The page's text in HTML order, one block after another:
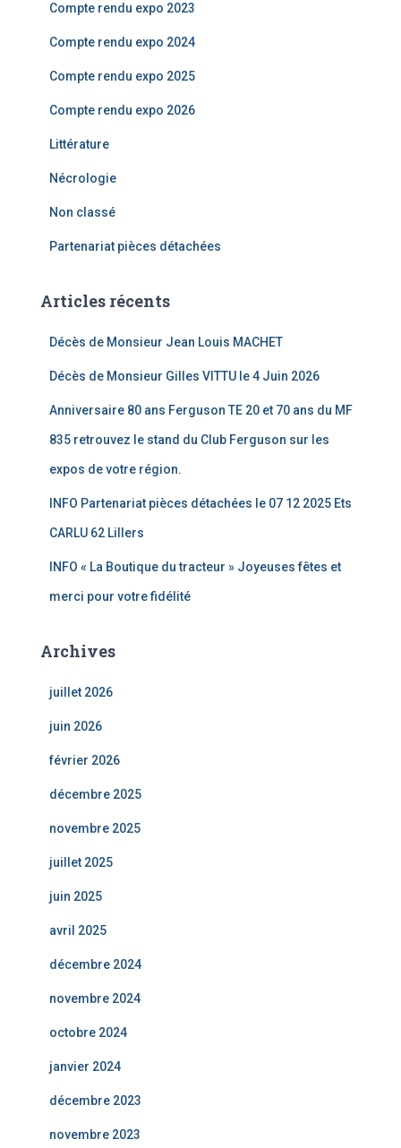
Compte rendu expo 2023
Compte rendu expo 2024
Compte rendu expo 2025
Compte rendu expo 2026
Littérature
Nécrologie
Non classé
Partenariat pièces détachées
Articles récents
Décès de Monsieur Jean Louis MACHET
Décès de Monsieur Gilles VITTU le 4 Juin 2026
Anniversaire 80 ans Ferguson TE 20 et 70 ans du MF
835 retrouvez le stand du Club Ferguson sur les
expos de votre région.
INFO Partenariat pièces détachées le 07 12 2025 Ets
CARLU 62 Lillers
INFO « La Boutique du tracteur » Joyeuses fêtes et
merci pour votre fidélité
Archives
juillet 2026
juin 2026
février 2026
décembre 2025
novembre 2025
juillet 2025
juin 2025
avril 2025
décembre 2024
novembre 2024
octobre 2024
janvier 2024
décembre 2023
novembre 2023